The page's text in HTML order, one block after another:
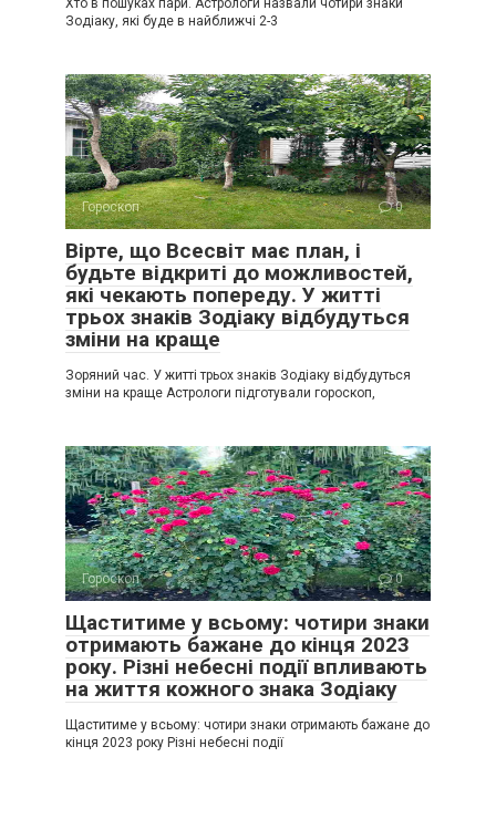
Хто в пошуках пари. Астрологи назвали чотири знаки
Зодіаку, які буде в найближчі 2-3
Гороскоп 0
Вірте, що Всесвіт має план, і
будьте відкриті до можливостей,
які чекають попереду. У житті
трьох знаків Зодіаку відбудуться
зміни на краще
Зоряний час. У житті трьох знаків Зодіаку відбудуться
зміни на краще Астрологи підготували гороскоп,
Гороскоп 0
Щаститиме у всьому: чотири знаки
отримають бажане до кінця 2023
року. Різні небесні події впливають
на життя кожного знака Зодіаку
Щаститиме у всьому: чотири знаки отримають бажане до
кінця 2023 року Різні небесні події